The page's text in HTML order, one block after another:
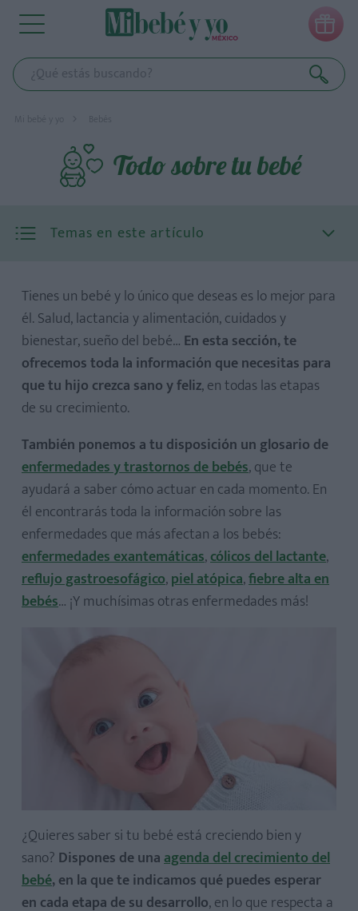

Mi bebé y yo Bebés
Todo sobre tu bebé
Temas en este artículo
Tienes un bebé y lo único que deseas es lo mejor para
él. Salud, lactancia y alimentación, cuidados y
bienestar, sueño del bebé… En esta sección, te
ofrecemos toda la información que necesitas para
que tu hijo crezca sano y feliz, en todas las etapas
de su crecimiento.
También ponemos a tu disposición un glosario de
enfermedades y trastornos de bebés, que te
ayudará a saber cómo actuar en cada momento. En
él encontrarás toda la información sobre las
enfermedades que más afectan a los bebés:
enfermedades exantemáticas,cólicos del lactante,
reflujo gastroesofágico,piel atópica,fiebre alta en
bebés… ¡Y muchísimas otras enfermedades más!
¿Quieres saber si tu bebé está creciendo bien y
sano? Dispones de unaagenda del crecimiento del
bebé, en la que te indicamos qué puedes esperar
en cada etapa de su desarrollo, en lo que respecta a